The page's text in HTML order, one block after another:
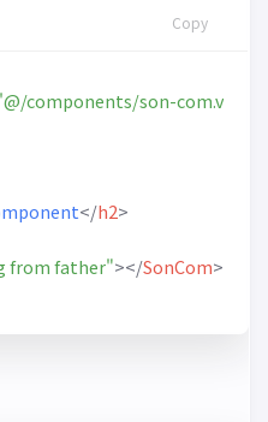
Copy
'@/components/son-com.vue'
</h2>
from father"></SonCom>